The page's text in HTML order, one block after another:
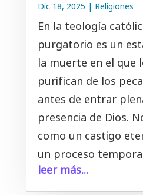
Dic 18, 2025 | Religiones
En la teología
purgatorio es un
la muerte en el que
purifican de los
antes de entrar
presencia de Dios.
como un castigo
un proceso
leer más...